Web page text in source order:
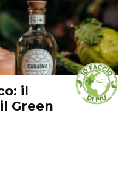
il
Green